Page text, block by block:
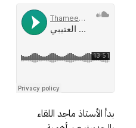
بدأ الأستاذ ماجد اللقاء